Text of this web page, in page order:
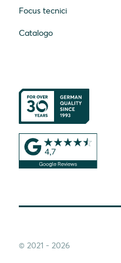
Focus tecnici
Catalogo
© 2021 - 2026